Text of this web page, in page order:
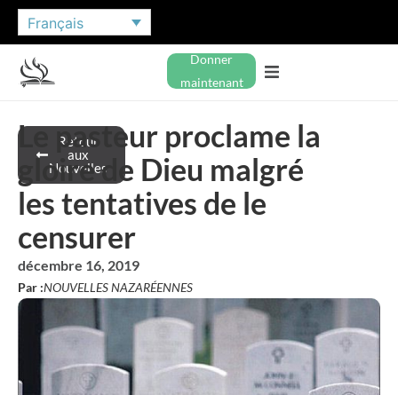
Français
Donner
maintenant
Retour
aux
Nouvelles
Le pasteur proclame la
gloire de Dieu malgré
les tentatives de le
censurer
décembre 16, 2019
Par :NOUVELLES NAZARÉENNES